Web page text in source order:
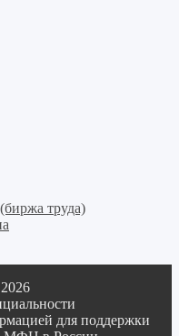
труда)
для поддержки